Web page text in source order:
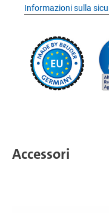
Informazioni sulla
Accessori